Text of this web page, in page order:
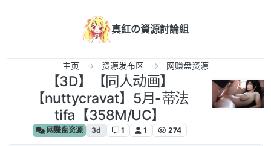
真紅の資源討論組
主页 资源发布区 网赚盘资源
【3D】【同人动画】
【nuttycravat】5月-蒂法
tifa【358M/UC】
网赚盘资源 3d 1 1 274